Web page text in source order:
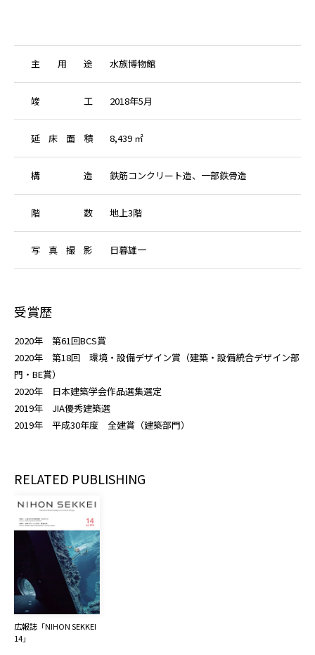
主 用 途 水族博物館
竣 工 2018年5月
延 床 面 積 8,439 ㎡
構 造 鉄筋コンクリート造、一部鉄骨造
階 数 地上3階
写 真 撮 影 日暮雄一
受賞歴
2020年 第61回BCS賞
2020年 第18回 環境・設備デザイン賞（建築・設備統合デザイン部
門・BE賞）
2020年 日本建築学会作品選集選定
2019年 JIA優秀建築選
2019年 平成30年度 全建賞（建築部門）
RELATED PUBLISHING
広報誌「NIHON SEKKEI
14」